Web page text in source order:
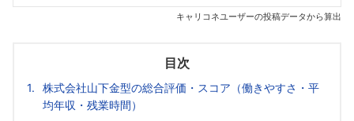
キャリコネユーザーの投稿データから算出
目次
株式会社山下金型の総合評価・スコア（働きやすさ・平
均年収・残業時間）